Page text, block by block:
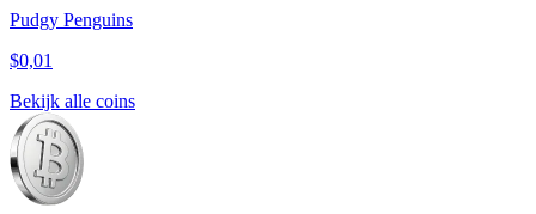
Pudgy Penguins
$0,01
Bekijk alle coins